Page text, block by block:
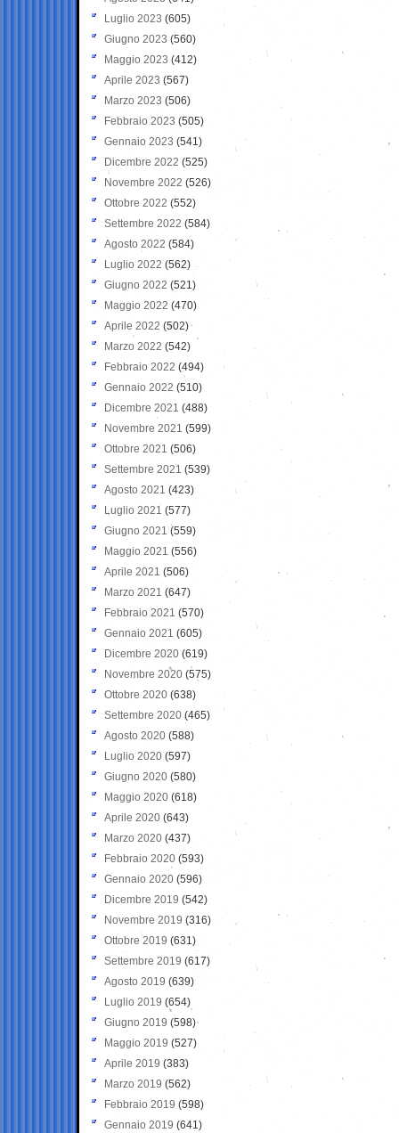
Luglio 2023 (605)
Giugno 2023 (560)
Maggio 2023 (412)
Aprile 2023 (567)
Marzo 2023 (506)
Febbraio 2023 (505)
Gennaio 2023 (541)
Dicembre 2022 (525)
Novembre 2022 (526)
Ottobre 2022 (552)
Settembre 2022 (584)
Agosto 2022 (584)
Luglio 2022 (562)
Giugno 2022 (521)
Maggio 2022 (470)
Aprile 2022 (502)
Marzo 2022 (542)
Febbraio 2022 (494)
Gennaio 2022 (510)
Dicembre 2021 (488)
Novembre 2021 (599)
Ottobre 2021 (506)
Settembre 2021 (539)
Agosto 2021 (423)
Luglio 2021 (577)
Giugno 2021(559)
Maggio 2021 (556)
Aprile 2021 (506)
Marzo 2021 (647)
Febbraio 2021 (570)
Gennaio 2021 (605)
Dicembre 2020 (619)
Novembre 2020 (575)
Ottobre 2020 (638)
Settembre 2020(465)
Agosto 2020 (588)
Luglio 2020 (597)
Giugno 2020 (580)
Maggio 2020 (618)
Aprile 2020 (643)
Marzo 2020 (437)
Febbraio 2020 (593)
Gennaio 2020 (596)
Dicembre 2019 (542)
Novembre 2019 (316)
Ottobre 2019 (631)
Settembre 2019 (617)
Agosto 2019 (639)
Luglio 2019 (654)
Giugno 2019 (598)
Maggio 2019 (527)
Aprile 2019 (383)
Marzo 2019 (562)
Febbraio 2019 (598)
Gennaio 2019 (641)